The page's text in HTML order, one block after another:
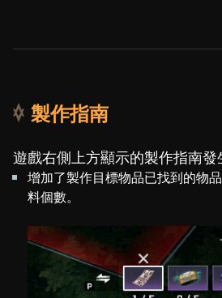
製作指南
遊戲右側上方顯示的製作指南發
增加了製作目標物品已找到的物
料個數。